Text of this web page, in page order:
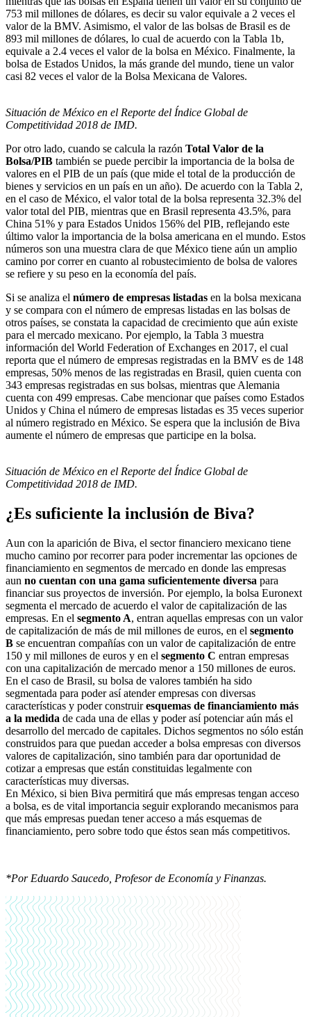
753 mil millones de dólares, es decir su valor equivale a 2 veces el
valor de la BMV. Asimismo, el valor de las bolsas de Brasil es de
893 mil millones de dólares, lo cual de acuerdo con la Tabla 1b,
equivale a 2.4 veces el valor de la bolsa en México. Finalmente, la
bolsa de Estados Unidos, la más grande del mundo, tiene un valor
casi 82 veces el valor de la Bolsa Mexicana de Valores.
Situación de México en el Reporte del Índice Global de
Competitividad 2018 de IMD.
Por otro lado, cuando se calcula la razón Total Valor de la
Bolsa/PIB también se puede percibir la importancia de la bolsa de
valores en el PIB de un país (que mide el total de la producción de
bienes y servicios en un país en un año). De acuerdo con la Tabla 2,
en el caso de México, el valor total de la bolsa representa 32.3% del
valor total del PIB, mientras que en Brasil representa 43.5%, para
China 51% y para Estados Unidos 156% del PIB, reflejando este
último valor la importancia de la bolsa americana en el mundo. Estos
números son una muestra clara de que México tiene aún un amplio
camino por correr en cuanto al robustecimiento de bolsa de valores
se refiere y su peso en la economía del país.
Si se analiza el número de empresas listadas en la bolsa mexicana
y se compara con el número de empresas listadas en las bolsas de
otros países, se constata la capacidad de crecimiento que aún existe
para el mercado mexicano. Por ejemplo, la Tabla 3 muestra
información del World Federation of Exchanges en 2017, el cual
reporta que el número de empresas registradas en la BMV es de 148
empresas, 50% menos de las registradas en Brasil, quien cuenta con
343 empresas registradas en sus bolsas, mientras que Alemania
cuenta con 499 empresas. Cabe mencionar que países como Estados
Unidos y China el número de empresas listadas es 35 veces superior
al número registrado en México. Se espera que la inclusión de Biva
aumente el número de empresas que participe en la bolsa.
Situación de México en el Reporte del Índice Global de
Competitividad 2018 de IMD.
¿Es suficiente la inclusión de Biva?
Aun con la aparición de Biva, el sector financiero mexicano tiene
mucho camino por recorrer para poder incrementar las opciones de
financiamiento en segmentos de mercado en donde las empresas
aun no cuentan con una gama suficientemente diversa para
financiar sus proyectos de inversión. Por ejemplo, la bolsa Euronext
segmenta el mercado de acuerdo el valor de capitalización de las
empresas. En el segmento A, entran aquellas empresas con un valor
de capitalización de más de mil millones de euros, en el segmento
B se encuentran compañías con un valor de capitalización de entre
150 y mil millones de euros y en el segmento C entran empresas
con una capitalización de mercado menor a 150 millones de euros.
En el caso de Brasil, su bolsa de valores también ha sido
segmentada para poder así atender empresas con diversas
características y poder construiresquemas de financiamiento más
a la medida de cada una de ellas y poder así potenciar aún más el
desarrollo del mercado de capitales. Dichos segmentos no sólo están
construidos para que puedan acceder a bolsa empresas con diversos
valores de capitalización, sino también para dar oportunidad de
cotizar a empresas que están constituidas legalmente con
características muy diversas.
En México, si bien Biva permitirá que más empresas tengan acceso
a bolsa, es de vital importancia seguir explorando mecanismos para
que más empresas puedan tener acceso a más esquemas de
financiamiento, pero sobre todo que éstos sean más competitivos.
*Por Eduardo Saucedo, Profesor de Economía y Finanzas.